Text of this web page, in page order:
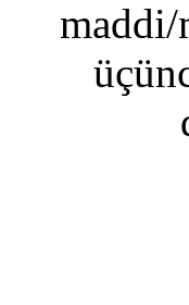
maddi/